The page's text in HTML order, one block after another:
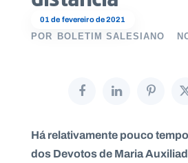
01 de fevereiro de 2021
POR BOLETIM SALESIANO
Há relativamente pouco
dos Devotos de Maria
N
A
I